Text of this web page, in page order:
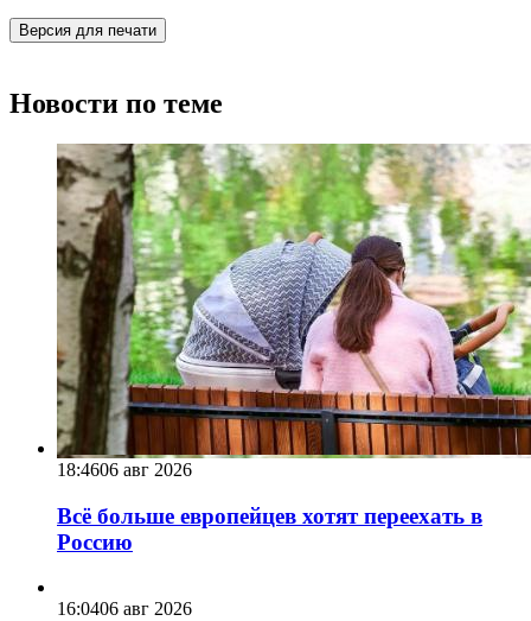
Версия для печати
Новости по теме
18:4606 авг 2026
Всё больше европейцев хотят переехать в
Россию
16:0406 авг 2026